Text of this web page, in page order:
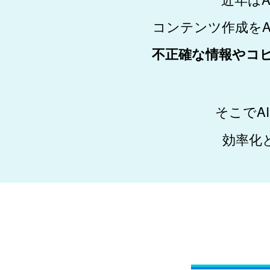
コンテンツ作成を
不正確な情報やコ
そこで
効率化